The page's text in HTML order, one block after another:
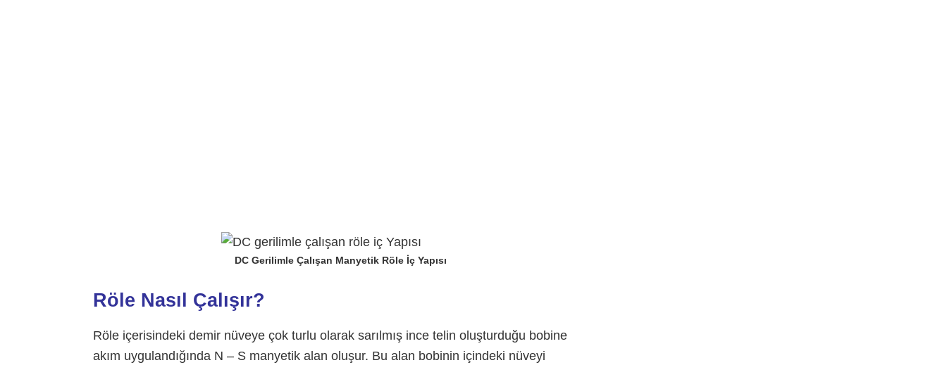
DC Gerilimle Çalışan Manyetik Röle İç Yapısı
Röle Nasıl Çalışır?
Röle içerisindeki demir nüveye çok turlu olarak sarılmış ince telin oluşturduğu bobine
akım uygulandığında N – S manyetik alan oluşur. Bu alan bobinin içindeki nüveyi